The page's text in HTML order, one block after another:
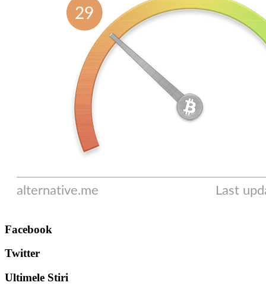
Facebook
Twitter
Ultimele Stiri